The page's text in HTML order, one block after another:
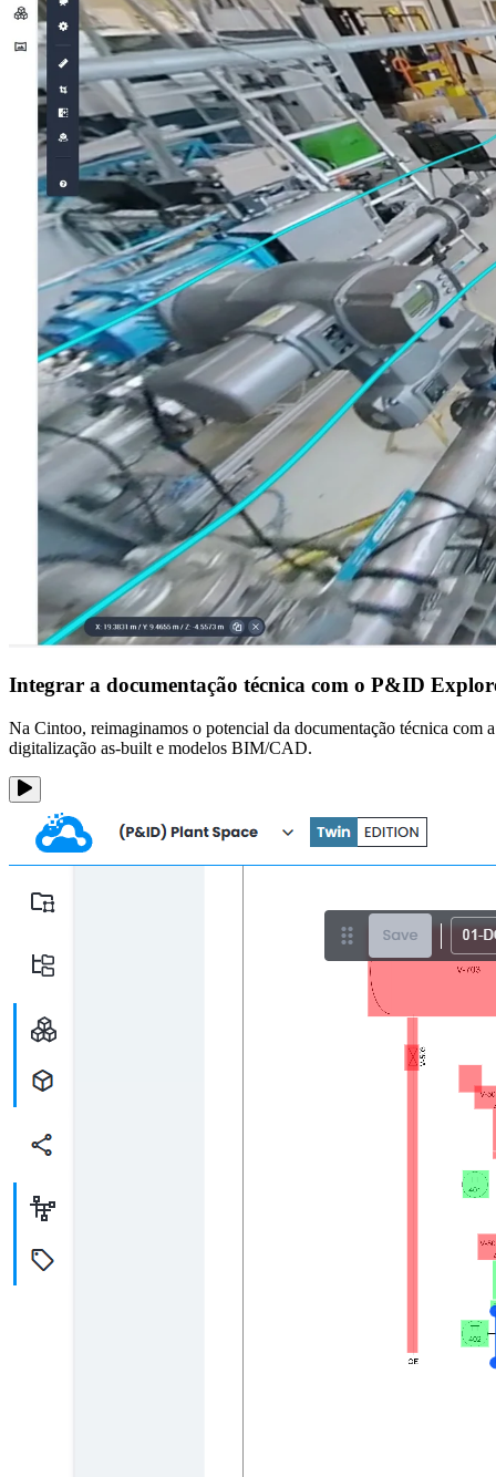
Integrar a documentação técnica com o P&ID
Na Cintoo, reimaginamos o potencial da documentação técnica com
digitalização as-built e modelos BIM/CAD.